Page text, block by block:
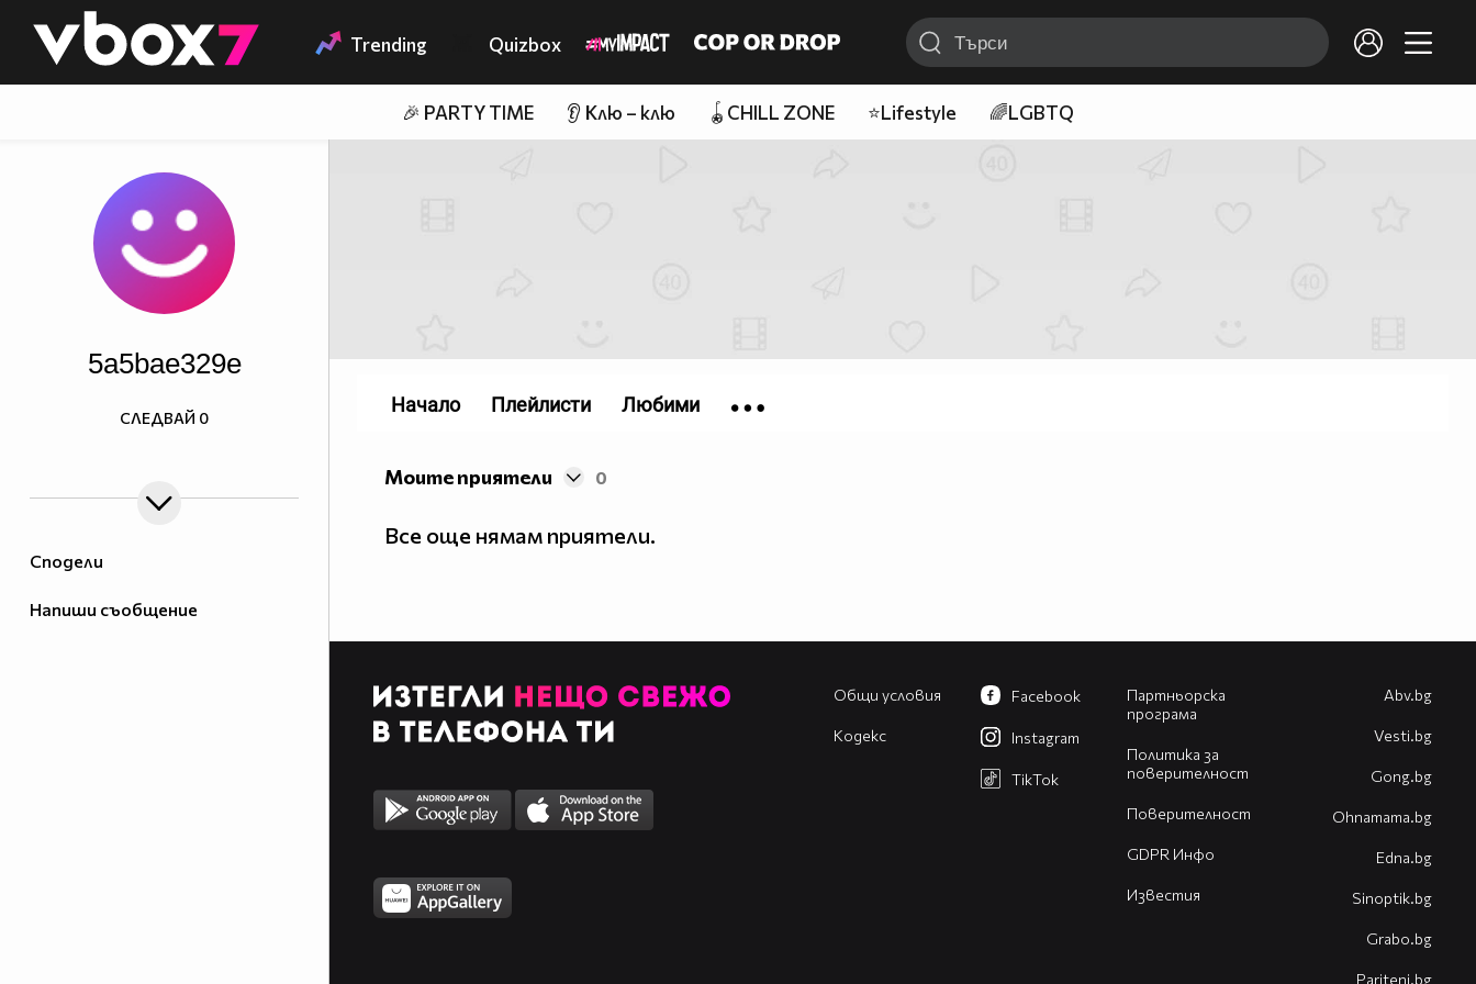
👾 Trending Quizbox
🎉 PARTY TIME 👂 Клю – клю 🪀CHILL ZONE ⭐Lifestyle 🌈LGBTQ
Сподели
Напиши съобщение
5a5bae329e
СЛЕДВАЙ 0
Моите приятели 0
Все още нямам приятели.
Начало Плейлисти Любими
Общи условия
Кодекс
Партньорска
програма
Политика за
поверителност
Поверителност
GDPR Инфо
Известия
Facebook
Instagram
TikTok
Abv.bg
Vesti.bg
Gong.bg
Оhnamama.bg
Edna.bg
Sinoptik.bg
Grabo.bg
Pariteni.bg